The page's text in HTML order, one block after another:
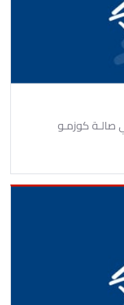
صالـة كوزمـو